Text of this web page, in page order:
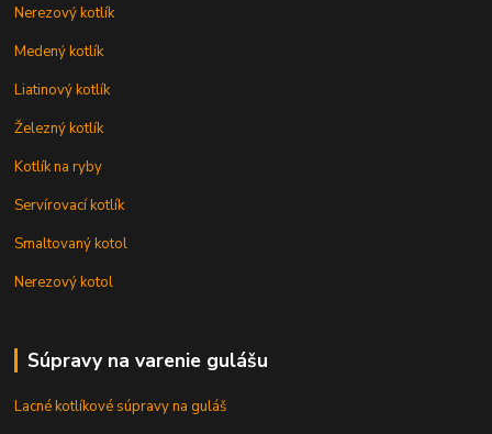
Nerezový kotlík
Medený kotlík
Liatinový kotlík
Železný kotlík
Kotlík na ryby
Servírovací kotlík
Smaltovaný kotol
Nerezový kotol
Súpravy na varenie gulášu
Lacné kotlíkové súpravy na guláš